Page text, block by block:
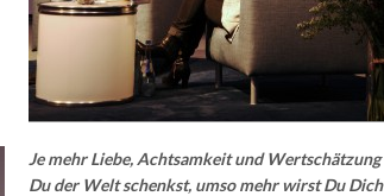
Je mehr Liebe, Achtsamkeit und Wertschätzung
Du der Welt schenkst, umso mehr wirst Du Dich